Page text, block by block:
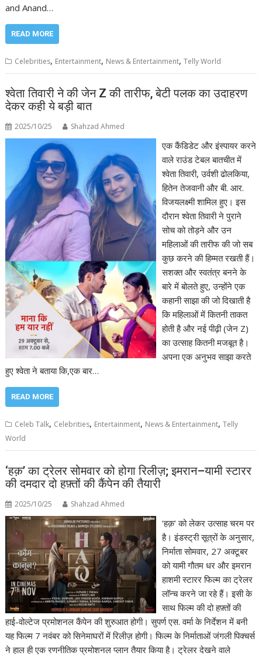
and Anand…
READ MORE
Celebrities, Entertainment, News & Entertainment,Telly World
श्वेता तिवारी ने की जेन Z की तारीफ, बेटी पलक का उदाहरण
देकर कही ये बड़ी बात
2025/10/25 Shahzad Ahmed
एक कैंडिडेट और इंस्पायर करने
वाले राउंड टेबल बातचीत में
श्वेता तिवारी, उर्वशी ढोलकिया,
हितेन तेजवानी और बी. आर.
विजयलक्ष्मी शामिल हुए। इस
दौरान श्वेता तिवारी ने पुराने
सोच को तोड़ने और उन
महिलाओं की तारीफ की जो सब
कुछ करने की हिम्मत रखती हैं।
सशक्त और स्वतंत्र बनने के
बारे में बोलते हुए, उन्होंने एक
कहानी साझा की जो दिखाती है
कि महिलाओं में कितनी ताकत
होती है और नई पीढ़ी (जेन Z)
का उत्साह कितनी मजबूत है।
अपना एक अनुभव साझा करते
हुए श्वेता ने बताया कि,एक बार…
READ MORE
Celeb Talk, Celebrities, Entertainment, News & Entertainment,Telly
World
‘हक़’ का ट्रेलर सोमवार को होगा रिलीज़; इमरान–यामी स्टारर
की दमदार दो हफ़्तों की कैंपेन की तैयारी
2025/10/25 Shahzad Ahmed
‘हक़’ को लेकर उत्साह चरम पर
है। इंडस्ट्री सूत्रों के अनुसार,
निर्माता सोमवार, 27 अक्टूबर
को यामी गौतम धर और इमरान
हाशमी स्टारर फिल्म का ट्रेलर
लॉन्च करने जा रहे हैं। इसी के
साथ फिल्म की दो हफ़्तों की
हाई-वोल्टेज प्रमोशनल कैंपेन की शुरुआत होगी। सुपर्ण एस. वर्मा के निर्देशन में बनी
यह फिल्म 7 नवंबर को सिनेमाघरों में रिलीज़ होगी। फिल्म के निर्माताओं जंगली पिक्चर्स
ने हाल ही एक रणनीतिक प्रमोशनल प्लान तैयार किया है। ट्रेलर देखने वाले